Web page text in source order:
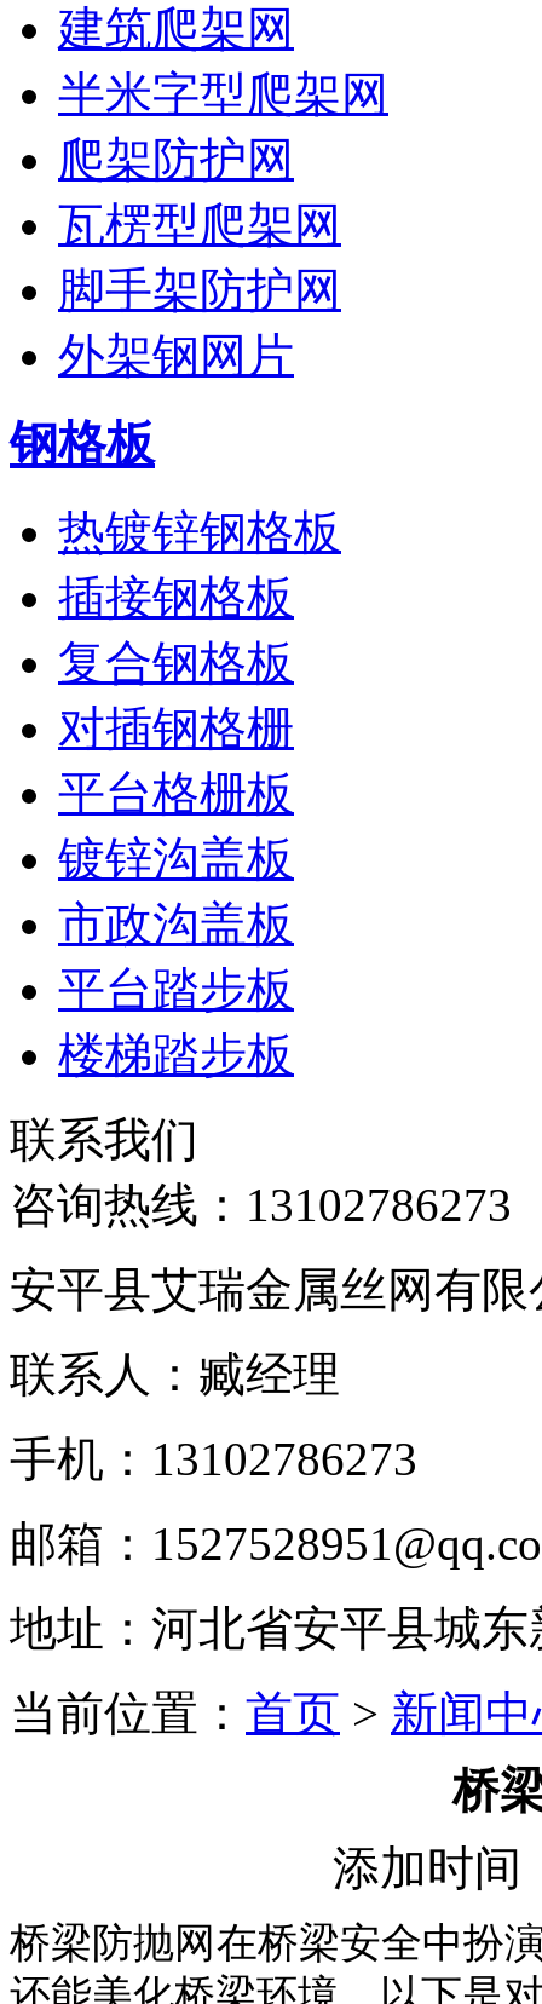
建筑爬架网
半米字型爬架网
爬架防护网
瓦楞型爬架网
脚手架防护网
外架钢网片
钢格板
热镀锌钢格板
插接钢格板
复合钢格板
对插钢格栅
平台格栅板
镀锌沟盖板
市政沟盖板
平台踏步板
楼梯踏步板
联系我们
咨询热线： 13102786273
安平县艾瑞金属丝网有限
联系人：臧经理
手机：13102786273
邮箱：
地址：河北省安平县城
当前位置： 首页 > 新闻
桥
添加时间
桥梁防抛网在桥梁安全中扮
还能美化桥梁环境。以下是